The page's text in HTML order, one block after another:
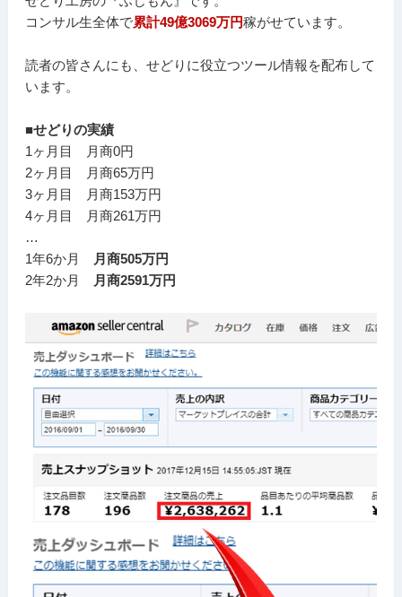
コンサル生全体で累計49億3069万円稼がせています。
読者の皆さんにも、せどりに役立つツール情報を配布して
います。
■せどりの実績
1ヶ月目 月商0円
2ヶ月目 月商65万円
3ヶ月目 月商153万円
4ヶ月目 月商261万円
…
1年6か月
月商505万円
2年2か月
月商2591万円